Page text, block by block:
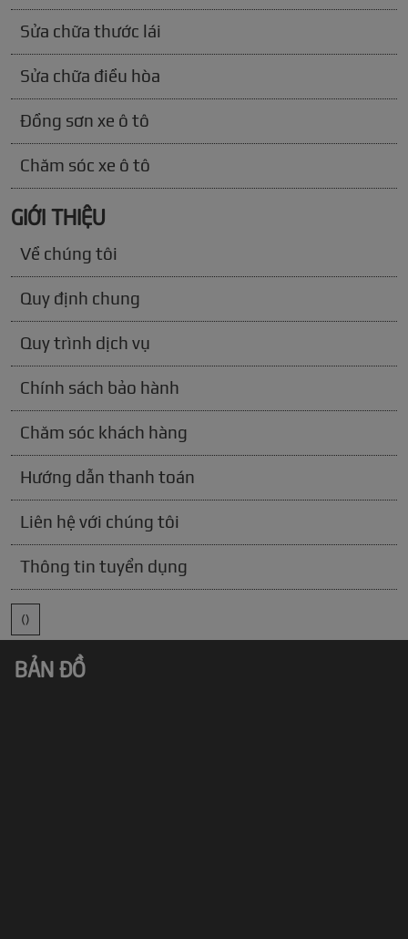
Sửa chữa thước lái
Sửa chữa điều hòa
Đồng sơn xe ô tô
Chăm sóc xe ô tô
GIỚI THIỆU
Về chúng tôi
Quy định chung
Quy trình dịch vụ
Chính sách bảo hành
Chăm sóc khách hàng
Hướng dẫn thanh toán
Liên hệ với chúng tôi
Thông tin tuyển dụng
()
BẢN ĐỒ